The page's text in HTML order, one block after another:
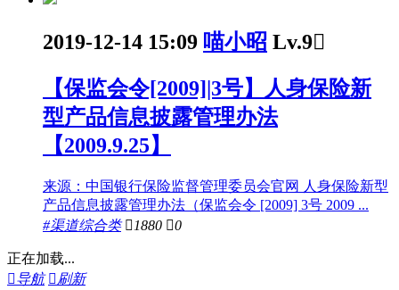
2019-12-14 15:09 喵小昭 Lv.9
【保监会令[2009]|3号】人身保险新
型产品信息披露管理办法
【2009.9.25】
来源：中国银行保险监督管理委员会官网 人身保险新型
产品信息披露管理办法（保监会令 [2009] 3号 2009 ...
#渠道综合类  1880 0
正在加载...
导航 刷新